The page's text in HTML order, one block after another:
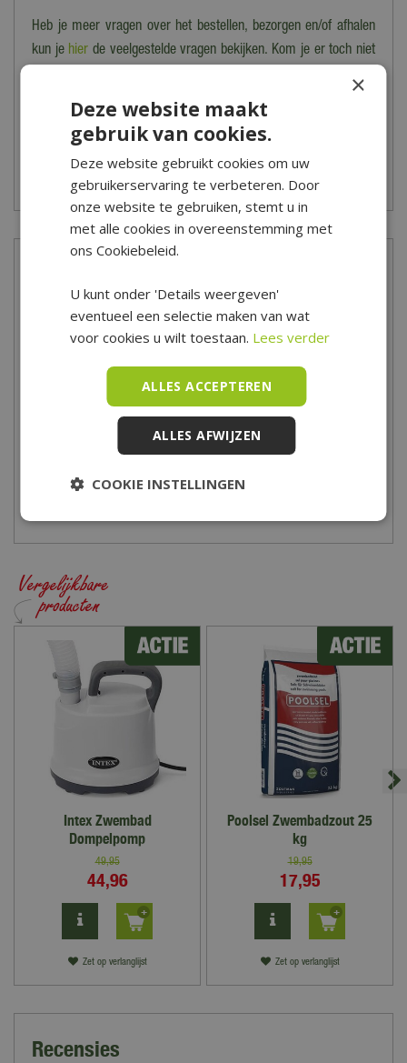
Heb je meer vragen over het bestellen, bezorgen en/of afhalen
kun je hier de veelgestelde vragen bekijken. Kom je er toch niet
contactformulier
*Is alleen geldig op tuinsets, loungesets, tuinstoelen, tuintafels,
tuinbanken, ligbanken, parasols, parasolvoeten, tuinmeubel
beschermhoezen en barbecues.
Behoefte aan verkoeling? Zet dan een zwembad op in
je achtertuin, vullen met water en je kunt lekker zwemmen!
je vragen over het reinigen of heb je een andere vraag? Kom
dan langs in ons Tuincentrum, onze zwembad-deskundige staat
klaar om je vragen te beantwoorden. Tuincentrum De Boet is
gelegen in het hart van Noord-Holland, centraal in een driehoek
tussen Hoorn, Schagen en Alkmaar.
Intex Zwembad
Dompelpomp
49,95
44,96
Zet op verlanglijst
Poolsel Zwembadzout 25
kg
19,95
17,95
Zet op verlanglijst
Recensies
×
Deze website maakt
gebruik van cookies.
Deze website gebruikt cookies om uw
gebruikerservaring te verbeteren. Door
onze website te gebruiken, stemt u in
met alle cookies in overeenstemming met
ons Cookiebeleid.
U kunt onder 'Details weergeven'
eventueel een selectie maken van wat
voor cookies u wilt toestaan. Lees verder
ALLES ACCEPTEREN
ALLES AFWIJZEN
COOKIE INSTELLINGEN